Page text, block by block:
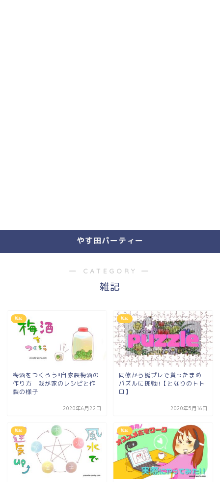
やす田パーティー
― CATEGORY ―
雑記
雑記
梅酒をつくろう!!自家製梅酒の
作り方 我が家のレシピと作
製の様子
2020年6月22日
雑記
同僚から誕プレで貰ったまめ
パズルに挑戦!!【となりのトト
ロ】
2020年5月16日
雑記 雑記